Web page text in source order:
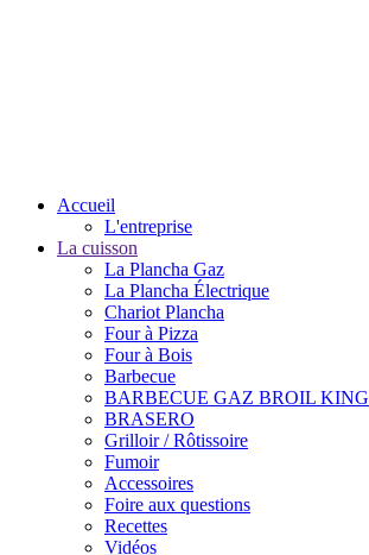
Accueil
L'entreprise
La cuisson
La Plancha Gaz
La Plancha Électrique
Chariot Plancha
Four à Pizza
Four à Bois
Barbecue
BARBECUE GAZ BROIL KING
BRASERO
Grilloir / Rôtissoire
Fumoir
Accessoires
Foire aux questions
Recettes
Vidéos